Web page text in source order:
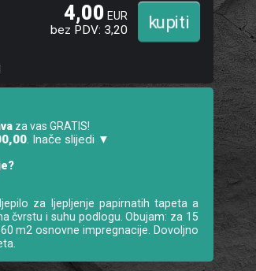
4,00 EUR
bez PDV: 3,20
za vas GRATIS!
. Inače slijedi ▼
za ljepljenje papirnatih tapeta a
čvrstu i suhu podlogu. Obujam: za 15
m2 osnovne impregnacije. Dovoljno